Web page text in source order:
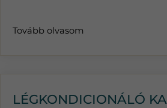
Tovább olvasom
LÉGKONDICIONÁLÓ